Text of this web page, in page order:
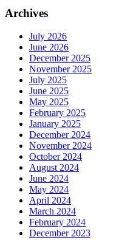
Archives
July 2026
June 2026
December 2025
November 2025
July 2025
June 2025
May 2025
February 2025
January 2025
December 2024
November 2024
October 2024
August 2024
June 2024
May 2024
April 2024
March 2024
February 2024
December 2023